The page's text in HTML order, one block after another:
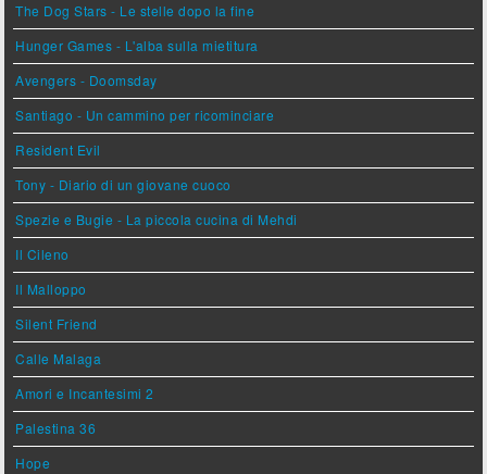
The Dog Stars - Le stelle dopo la fine
Hunger Games - L'alba sulla mietitura
Avengers - Doomsday
Santiago - Un cammino per ricominciare
Resident Evil
Tony - Diario di un giovane cuoco
Spezie e Bugie - La piccola cucina di Mehdi
Il Cileno
Il Malloppo
Silent Friend
Calle Malaga
Amori e Incantesimi 2
Palestina 36
Hope